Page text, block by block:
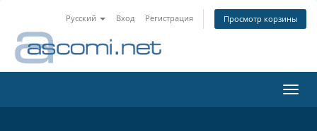
Русский Вход Регистрация Просмотр корзины